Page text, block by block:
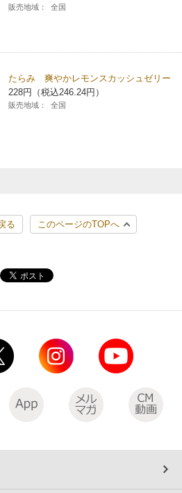
販売地域： 全国
たらみ 爽やかレモンスカッシュゼリー
228円（税込246.24円）
販売地域： 全国
る このページのTOPへ